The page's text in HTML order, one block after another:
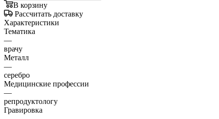
В корзину
Рассчитать доставку
Характеристики
Тематика
—
врачу
Металл
—
серебро
Медицинские профессии
—
репродуктологу
Гравировка